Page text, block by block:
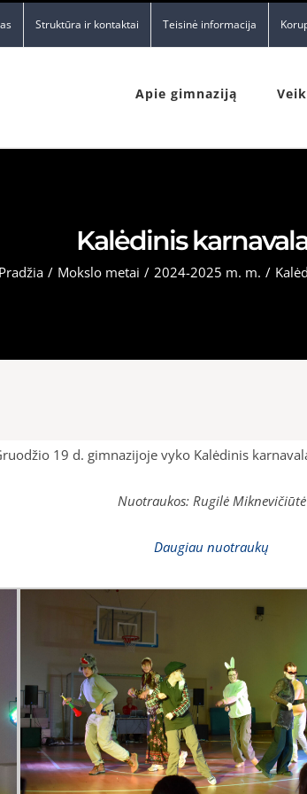
Struktūra ir kontaktai Teisinė informacija
Apie gimnaziją
Kalėdinis
/ Mokslo metai / 2024-2025 m. m. /
19 d. gimnazijoje vyko Kalėdinis
Nuotraukos: Rugilė Miknevičiūtė
Daugiau nuotraukų